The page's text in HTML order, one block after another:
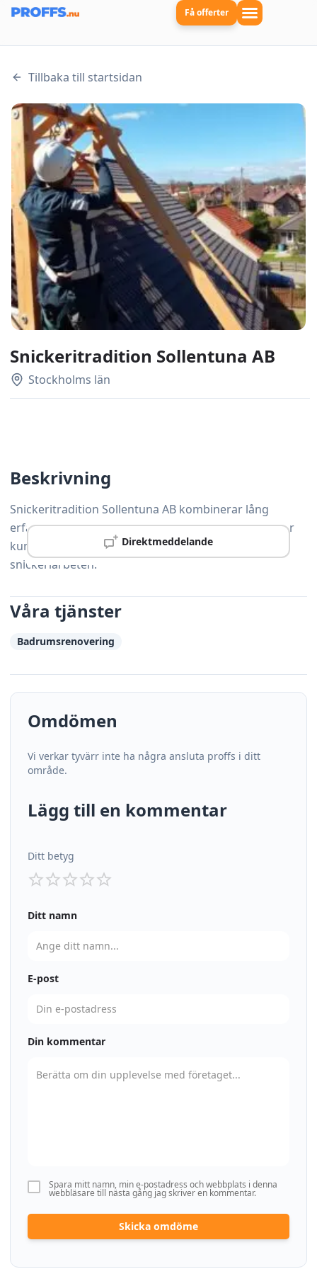
Få offerter
Tillbaka till startsidan
Snickeritradition Sollentuna AB
Stockholms län
Direktmeddelande
Beskrivning
Snickeritradition Sollentuna AB kombinerar lång
erfarenhet med moderna arbetsmetoder och hjälper
kunder i Upplands Väsby med alla typer av
snickeriarbeten.
Våra tjänster
Badrumsrenovering
Omdömen
Vi verkar tyvärr inte ha några ansluta proffs i ditt
område.
Lägg till en kommentar
Ditt betyg
Ditt namn
E-post
Din kommentar
Spara mitt namn, min e-postadress och webbplats i denna
webbläsare till nästa gång jag skriver en kommentar.
Skicka omdöme